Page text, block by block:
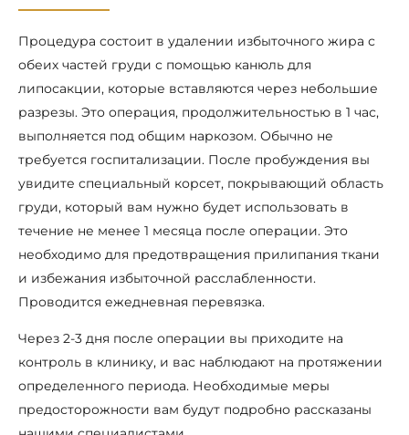
Процедура состоит в удалении избыточного жира с
обеих частей груди с помощью канюль для
липосакции, которые вставляются через небольшие
разрезы. Это операция, продолжительностью в 1 час,
выполняется под общим наркозом. Обычно не
требуется госпитализации. После пробуждения вы
увидите специальный корсет, покрывающий область
груди, который вам нужно будет использовать в
течение не менее 1 месяца после операции. Это
необходимо для предотвращения прилипания ткани
и избежания избыточной расслабленности.
Проводится ежедневная перевязка.
Через 2-3 дня после операции вы приходите на
контроль в клинику, и вас наблюдают на протяжении
определенного периода. Необходимые меры
предосторожности вам будут подробно рассказаны